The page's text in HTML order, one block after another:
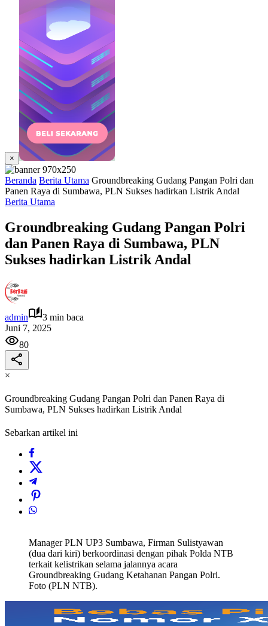
×
Beranda Berita Utama Groundbreaking Gudang Pangan Polri dan
Panen Raya di Sumbawa, PLN Sukses hadirkan Listrik Andal
Berita Utama
Groundbreaking Gudang Pangan Polri
dan Panen Raya di Sumbawa, PLN
Sukses hadirkan Listrik Andal
admin
3 min baca
Juni 7, 2025
80
×
Groundbreaking Gudang Pangan Polri dan Panen Raya di
Sumbawa, PLN Sukses hadirkan Listrik Andal
Sebarkan artikel ini
Manager PLN UP3 Sumbawa, Firman Sulistyawan
(dua dari kiri) berkoordinasi dengan pihak Polda NTB
terkait kelistrikan selama jalannya acara
Groundbreaking Gudang Ketahanan Pangan Polri.
Foto (PLN NTB).